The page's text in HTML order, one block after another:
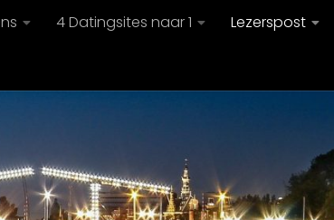
4 Datingsites naar 1 Lezerspost